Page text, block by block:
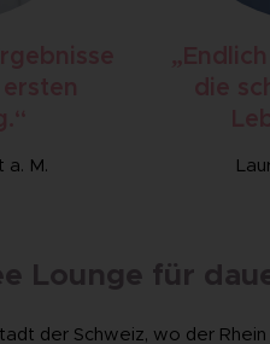
a. M.
Lounge für
der Schweiz, wo der